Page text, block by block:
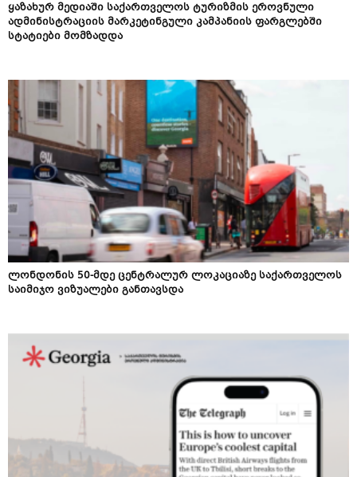
ყაზახურ მედიაში საქართველოს ტურიზმის ეროვნული
ადმინისტრაციის მარკეტინგული კამპანიის ფარგლებში
სტატიები მომზადდა
ლონდონის 50-მდე ცენტრალურ ლოკაციაზე საქართველოს
საიმიჯო ვიზუალები განთავსდა